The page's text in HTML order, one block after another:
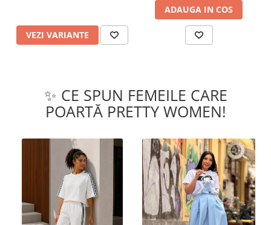
VEZI VARIANTE
ADAUGA IN COS
✨ CE SPUN FEMEILE CARE
POARTĂ PRETTY WOMEN!